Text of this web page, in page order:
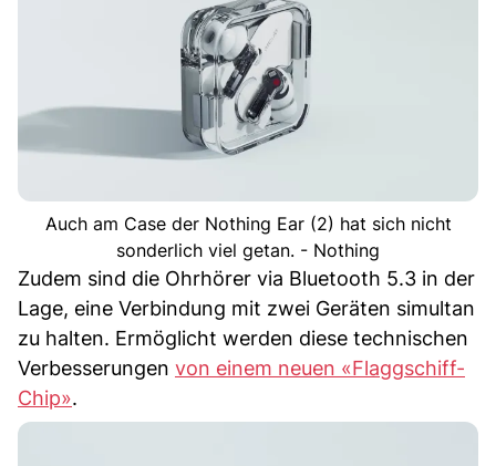
Auch am Case der Nothing Ear (2) hat sich nicht
sonderlich viel getan. - Nothing
Zudem sind die Ohrhörer via Bluetooth 5.3 in der
Lage, eine Verbindung mit zwei Geräten simultan
zu halten. Ermöglicht werden diese technischen
Verbesserungen von einem neuen «Flaggschiff-
Chip».